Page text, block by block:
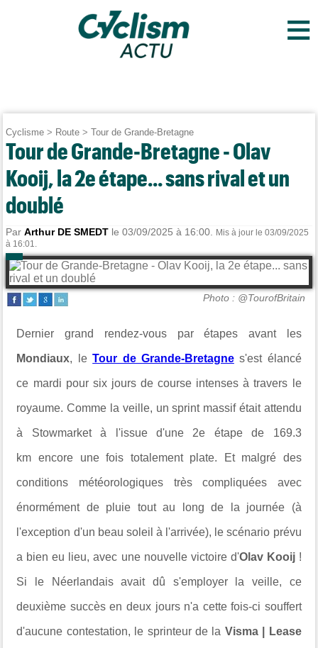
≡
Cyclisme > Route >Tour de Grande-Bretagne
Tour de Grande-Bretagne - Olav
Kooij, la 2e étape... sans rival et un
doublé
ParArthur DE SMEDT le 03/09/2025 à 16:00.
Mis à jour le 03/09/2025
à 16:01.
Photo : @TourofBritain
Dernier grand rendez-vous par étapes avant les
Mondiaux, le Tour de Grande-Bretagnes'est élancé
ce mardi pour six jours de course intenses à travers le
royaume. Comme la veille, un sprint massif était attendu
à Stowmarket à l'issue d'une 2e étape de 169.3
km encore une fois totalement plate. Et malgré des
conditions météorologiques très compliquées avec
énormément de pluie tout au long de la journée (à
l'exception d'un beau soleil à l'arrivée), le scénario prévu
a bien eu lieu, avec une nouvelle victoire d'Olav Kooij!
Si le Néerlandais avait dû s'employer la veille, ce
deuxième succès en deux jours n'a cette fois-ci souffert
d'aucune contestation, le sprinteur de la Visma | Lease